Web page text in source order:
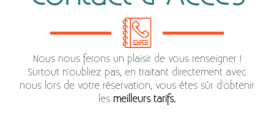
Nous nous ferons un plaisir de vous renseigner !
Surtout n'oubliez pas, en traitant directement avec
nous lors de votre réservation, vous êtes sûr d'obtenir
les meilleurs tarifs.